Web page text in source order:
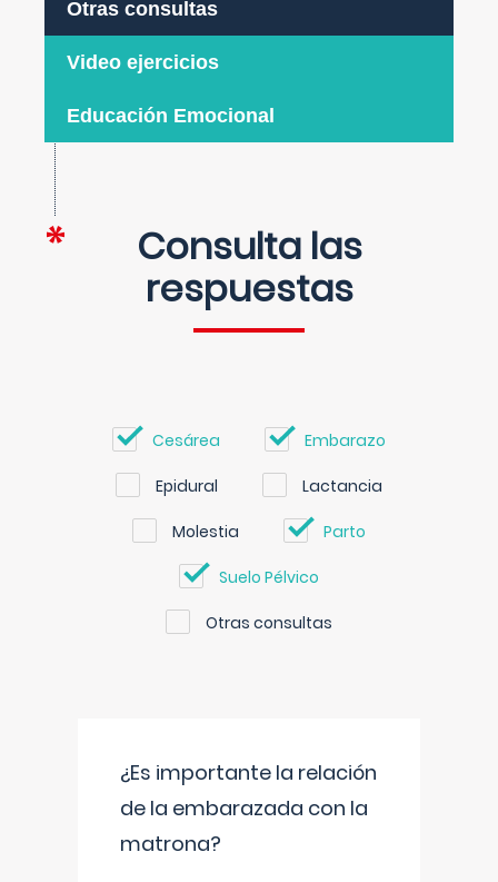
Otras consultas
Video ejercicios
Educación Emocional
Consulta las
respuestas
Cesárea Embarazo
Epidural Lactancia
Molestia Parto
Suelo Pélvico
Otras consultas
¿Es importante la relación
de la embarazada con la
matrona?